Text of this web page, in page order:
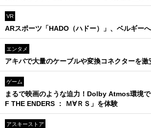
VR
ARスポーツ「HADO（ハドー）」、ベルギー
エンタメ
アキバで大量のケーブルや変換コネクターを激
ゲーム
まるで映画のような迫力！Dolby Atmos環境
F THE ENDERS ： Ｍ∀ＲＳ」を体験
アスキーストア